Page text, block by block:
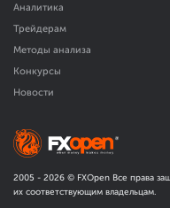
Аналитика
Трейдерам
Методы анализа
Конкурсы
Новости
2005 - 2026 © FXOpen Все права
их соответствующим владельцам.